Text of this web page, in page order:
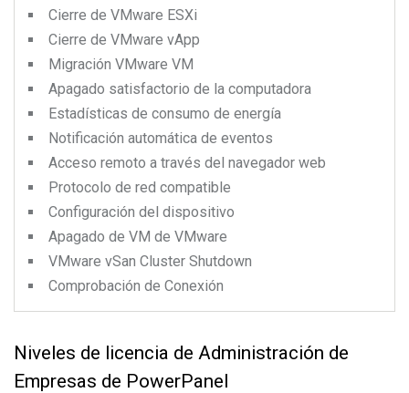
Cierre de VMware ESXi
Cierre de VMware vApp
Migración VMware VM
Apagado satisfactorio de la computadora
Estadísticas de consumo de energía
Notificación automática de eventos
Acceso remoto a través del navegador web
Protocolo de red compatible
Configuración del dispositivo
Apagado de VM de VMware
VMware vSan Cluster Shutdown
Comprobación de Conexión
Niveles de licencia de Administración de
Empresas de PowerPanel